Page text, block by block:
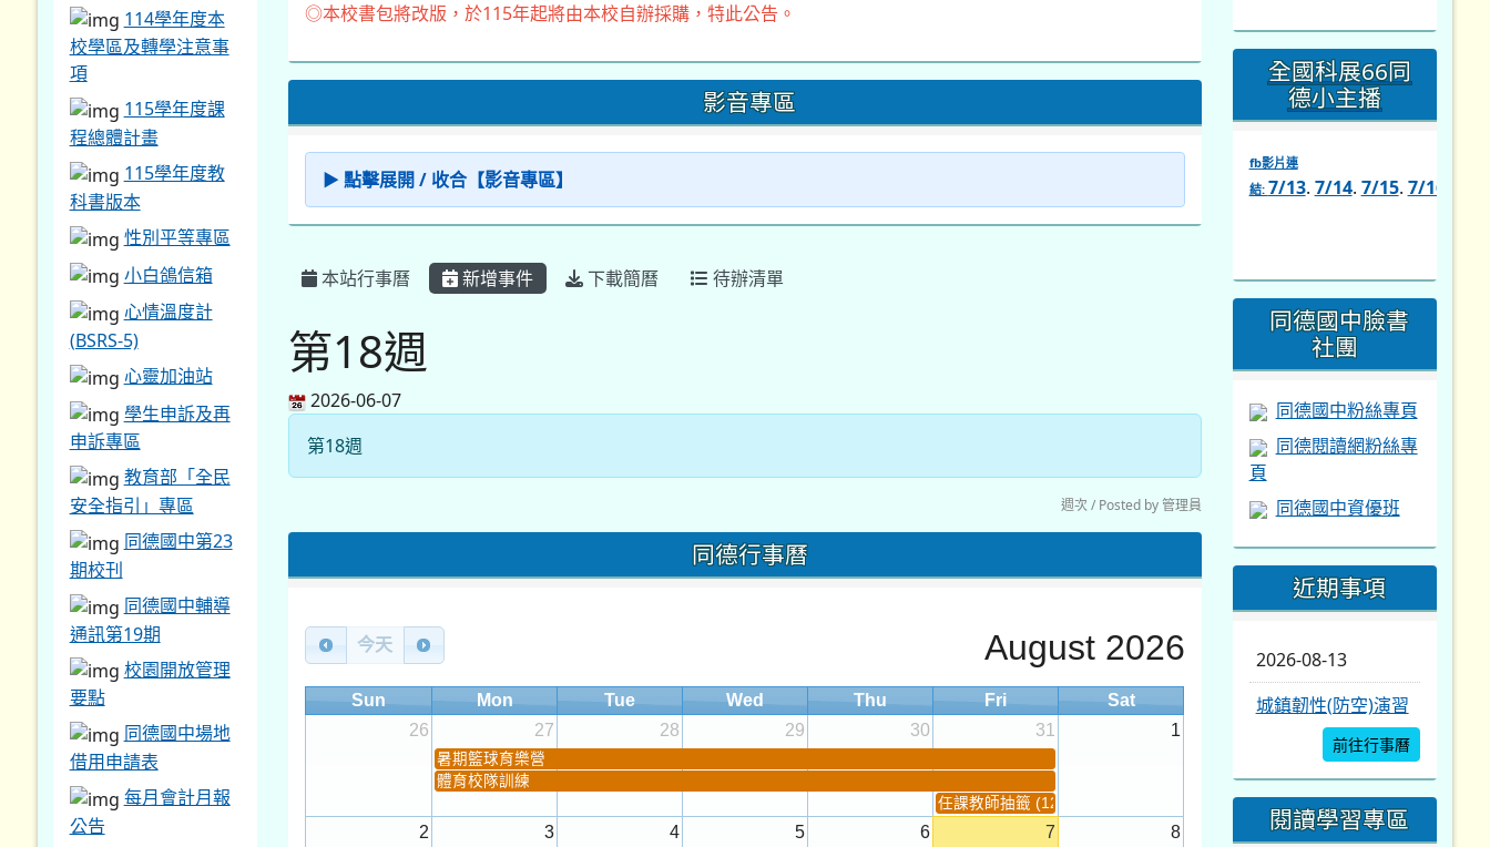
◎本校書包將改版，於115年起將由本校自辦採購，特此公告。
影音專區
▶ 點擊展開 / 收合【影音專區】
本站行事曆 新增事件 下載簡曆 待辦清單
第18週
2026-06-07
第18週
週次 / Posted by 管理員
同德行事曆
今天 August 2026
Sun Mon Tue Wed Thu Fri
Sat
26
27 28 29 30 31 1
暑期籃球育樂營
體育校隊訓練
任課教師抽籤 (12:30~)...
2 3 4 5 6 7 8
114學年度本
校學區及轉學注意事
項
115學年度課
程總體計畫
115學年度教
科書版本
性別平等專區
小白鴿信箱
心情溫度計
(BSRS-5)
心靈加油站
學生申訴及再
申訴專區
教育部「全民
安全指引」專區
同德國中第23
期校刊
同德國中輔導
通訊第19期
校園開放管理
要點
同德國中場地
借用申請表
每月會計月報
公告
全國科展66同
德小主播
fb影片連
結: 7/13. 7/14. 7/15. 7/16
https://www.facebook.com/
同德國中臉書
社團
同德國中粉絲專頁
同德閱讀網粉絲專
頁
同德國中資優班
近期事項
2026-08-13
城鎮韌性(防空)演習
前往行事曆
閱讀學習專區